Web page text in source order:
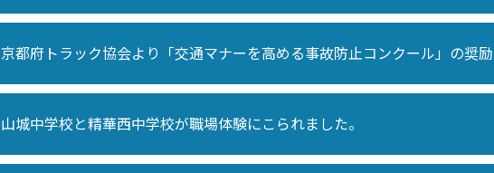
京都府トラック協会より「交通マナーを高める事故防止コンクール」の奨励
山城中学校と精華西中学校が職場体験にこられました。